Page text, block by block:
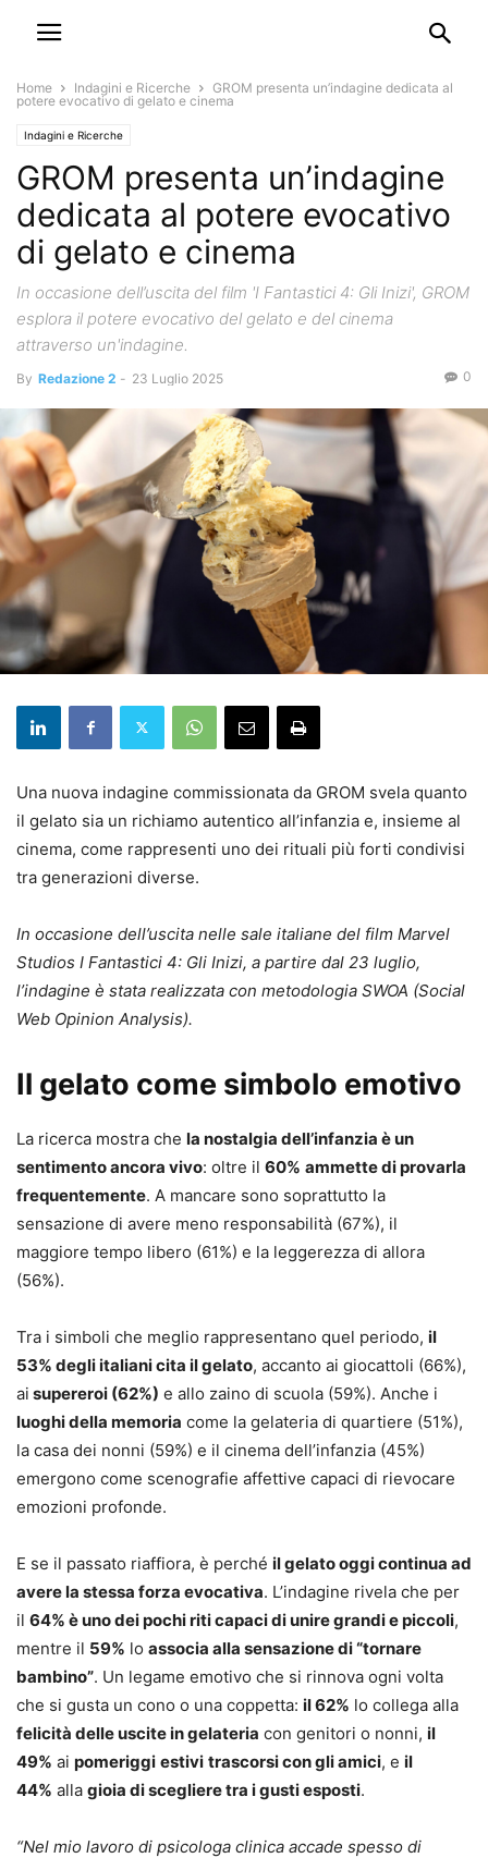
Home Indagini e Ricerche
GROM presenta un’indagine dedicata al
potere evocativo di gelato e cinema
Indagini e Ricerche
GROM presenta un’indagine
dedicata al potere evocativo
di gelato e cinema
In occasione dell’uscita del film 'I Fantastici 4: Gli Inizi', GROM
esplora il potere evocativo del gelato e del cinema
attraverso un'indagine.
By Redazione 2 - 23 Luglio 2025 0
Una nuova indagine commissionata da GROM svela quanto
il gelato sia un richiamo autentico all’infanzia e, insieme al
cinema, come rappresenti uno dei rituali più forti condivisi
tra generazioni diverse.
In occasione dell’uscita nelle sale italiane del film Marvel
Studios I Fantastici 4: Gli Inizi, a partire dal 23 luglio,
l’indagine è stata realizzata con metodologia SWOA (Social
Web Opinion Analysis).
Il gelato come simbolo emotivo
La ricerca mostra che la nostalgia dell’infanzia è un
sentimento ancora vivo: oltre il 60% ammette di provarla
frequentemente. A mancare sono soprattutto la
sensazione di avere meno responsabilità (67%), il
maggiore tempo libero (61%) e la leggerezza di allora
(56%).
Tra i simboli che meglio rappresentano quel periodo, il
53% degli italiani cita il gelato, accanto ai giocattoli (66%),
ai supereroi (62%) e allo zaino di scuola (59%). Anche i
luoghi della memoria come la gelateria di quartiere (51%),
la casa dei nonni (59%) e il cinema dell’infanzia (45%)
emergono come scenografie affettive capaci di rievocare
emozioni profonde.
E se il passato riaffiora, è perché il gelato oggi continua ad
avere la stessa forza evocativa. L’indagine rivela che per
il 64% è uno dei pochi riti capaci di unire grandi e piccoli,
mentre il 59% lo associa alla sensazione di “tornare
bambino”. Un legame emotivo che si rinnova ogni volta
che si gusta un cono o una coppetta: il 62% lo collega alla
felicità delle uscite in gelateria con genitori o nonni, il
49% ai pomeriggi estivi trascorsi con gli amici, e il
44% alla gioia di scegliere tra i gusti esposti.
“Nel mio lavoro di psicologa clinica accade spesso di